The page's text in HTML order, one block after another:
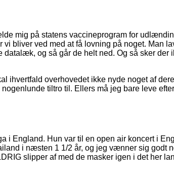
mig på statens vaccineprogram for
vi bliver ved med at få lovning på noget.
og så går de helt ned. Og så sker
ihvertfald overhovedet ikke nyde noget af
tiltro til. Ellers må jeg bare leve
i England. Hun var til en open air koncert i
i næsten 1 1/2 år, og jeg vænner sig
slipper af med de masker igen i det her